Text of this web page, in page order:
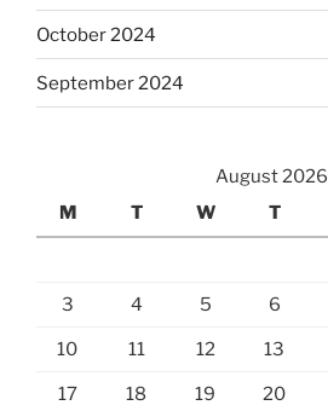
October 2024
September 2024
August 2026
M
T W T
3 4 5 6
10 11 12 13
17 18 19 20